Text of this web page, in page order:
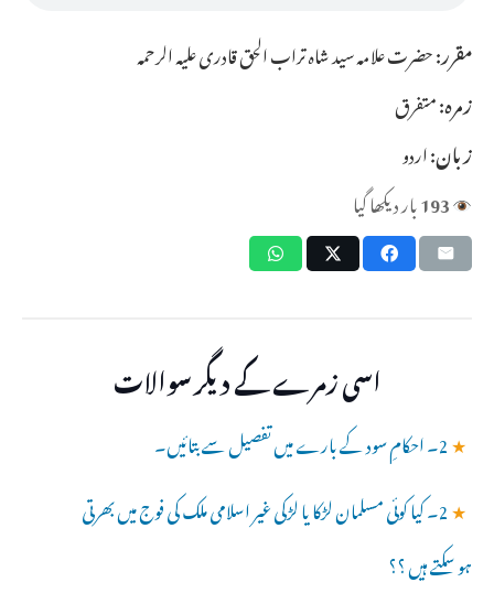
مقرر:حضرت علامہ سید شاہ تراب الحق قادری علیہ الرحمہ
زمرہ:متفرق
زبان:اردو
193بار دیکھا گیا
اسی زمرے کے دیگر سوالات
★2۔ احکامِ سود کے بارے میں تفصیل سے بتائیں۔
★ 2۔ کیا کوئی مسلمان لڑکا یا لڑکی غیر اسلامی ملک کی فوج میں بھرتی
ہو سکتے ہیں ؟؟